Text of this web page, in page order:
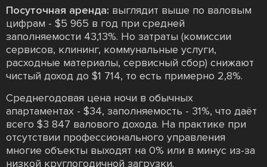
Посуточная аренда: выглядит выше по валовым
цифрам - $5 965 в год при средней
заполняемости 43,13%. Но затраты (комиссии
сервисов, клининг, коммунальные услуги,
расходные материалы, сервисный сбор) снижают
чистый доход до $1 714, то есть примерно 2,8%.
Среднегодовая цена ночи в обычных
апартаментах - $34, заполняемость - 31%, что даёт
всего $3 847 валового дохода. На практике при
отсутствии профессионального управления
многие объекты выходят на 0% или в минус из-за
низкой круглогодичной загрузки.